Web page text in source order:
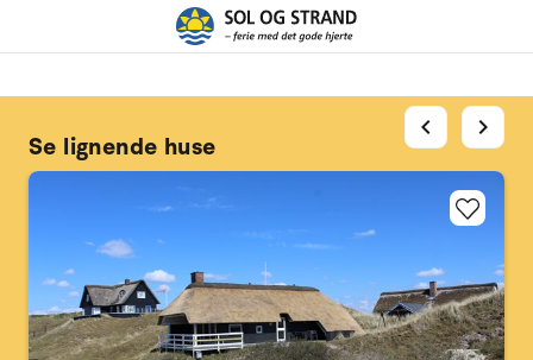
Se lignende huse
chevron_left chevron_right